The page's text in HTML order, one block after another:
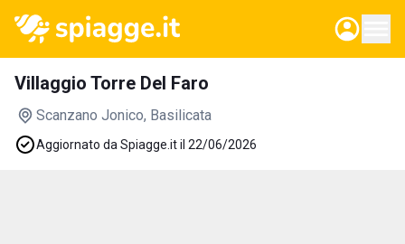
Villaggio Torre Del Faro
Scanzano Jonico, Basilicata
Aggiornato da Spiagge.it il 22/06/2026